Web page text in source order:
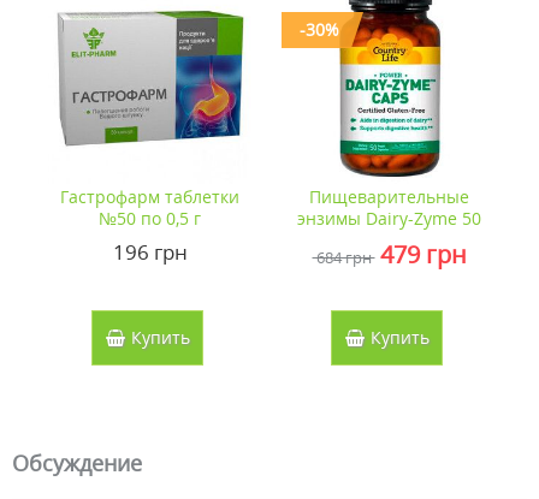
Пищеварительные
энзимы Dairy-Zyme 50
капсул ТМ Кантри Лайф
/ Country Life
684 грн
Купить
Сувастин капсулы
гастрорезистентные
578 грн
Купить
Обсуждение